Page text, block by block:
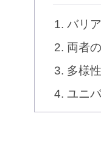
バリ
両者
多様
ユニ